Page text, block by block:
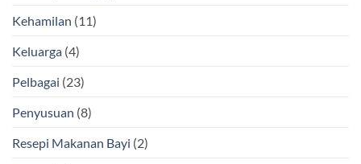
Kehamilan (11)
Keluarga (4)
Pelbagai (23)
Penyusuan (8)
Resepi Makanan Bayi (2)